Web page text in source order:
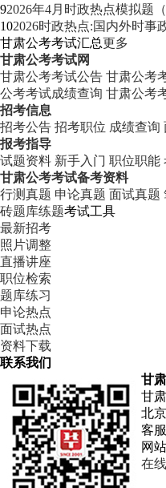
92026年4月时政热点模拟题（
102026时政热点:国内外时事
甘肃公考考试汇总更多
甘肃公考考试网
甘肃公考考试公告 甘肃公考
公考考试成绩查询 甘肃公考
招考信息
招考公告 招考职位 成绩查询
报考指导
试题资料 新手入门 职位职能
甘肃公考考试备考资料
行测真题 申论真题 面试真题
砖题库练题考试工具
最新招考
照片调整
直播讲座
职位检索
题库练习
申论热点
面试热点
资料下载
联系我们
甘
甘
北
客
网站
在